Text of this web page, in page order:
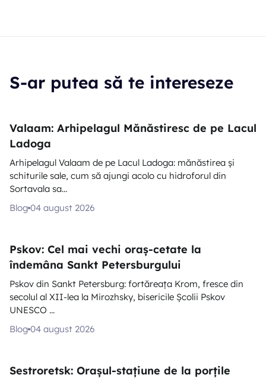
S-ar putea să te intereseze
Valaam: Arhipelagul Mănăstiresc de pe Lacul
Ladoga
Arhipelagul Valaam de pe Lacul Ladoga: mănăstirea și
schiturile sale, cum să ajungi acolo cu hidroforul din
Sortavala sa...
Blog 04 august 2026
Pskov: Cel mai vechi oraș-cetate la
îndemâna Sankt Petersburgului
Pskov din Sankt Petersburg: fortăreața Krom, fresce din
secolul al XII-lea la Mirozhsky, bisericile Școlii Pskov
UNESCO ...
Blog 04 august 2026
Sestroretsk: Orașul-stațiune de la porțile